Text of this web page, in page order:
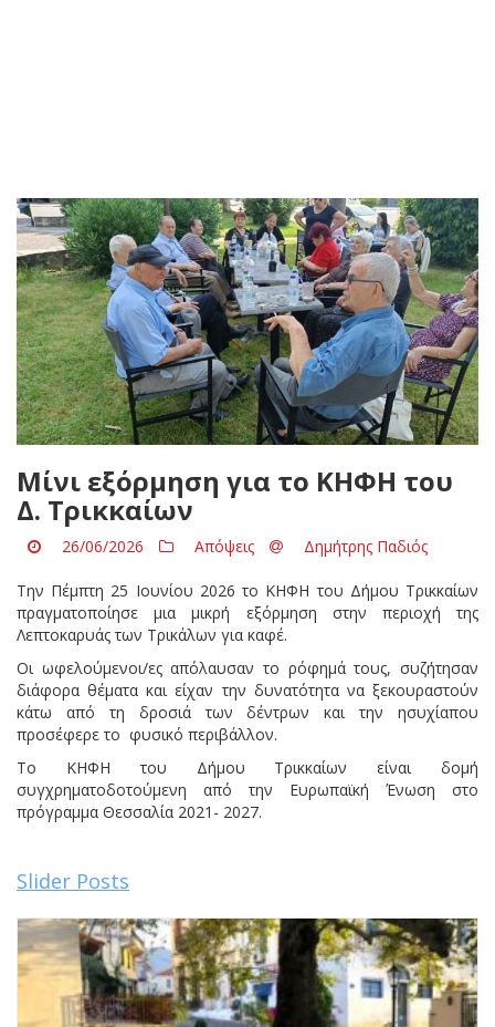
Μίνι εξόρμηση για το ΚΗΦΗ του
Δ. Τρικκαίων
26/06/2026 Απόψεις Δημήτρης Παδιός
Την Πέμπτη 25 Ιουνίου 2026 το ΚΗΦΗ του Δήμου Τρικκαίων
πραγματοποίησε μια μικρή εξόρμηση στην περιοχή της
Λεπτοκαρυάς των Τρικάλων για καφέ.
Οι ωφελούμενοι/ες απόλαυσαν το ρόφημά τους, συζήτησαν
διάφορα θέματα και είχαν την δυνατότητα να ξεκουραστούν
κάτω από τη δροσιά των δέντρων και την ησυχίαπου
προσέφερε το φυσικό περιβάλλον.
Το ΚΗΦΗ του Δήμου Τρικκαίων είναι δομή
συγχρηματοδοτούμενη από την Ευρωπαϊκή Ένωση στο
πρόγραμμα Θεσσαλία 2021- 2027.
Slider Posts